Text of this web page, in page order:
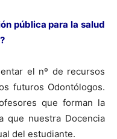
pública para la salud
el nº de recursos
futuros Odontólogos.
que forman la
que nuestra Docencia
del estudiante.